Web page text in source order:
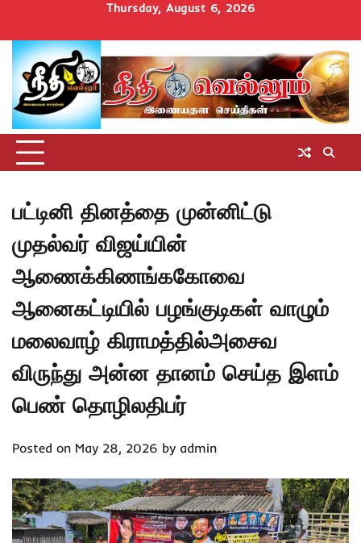
content
Thursday, August 6, 2026
Homeசெய்திகள்
தமிழ்நாடுமாவட்டச்செய்திகள்
அரசியல்ஆன்மிகம்
சட்டம்
அறிவோம்
சினிமாUncategorized
பட்டினி தினத்தை முன்னிட்டு
முதல்வர் விஜய்யின்
ஆணைக்கிணங்ககோவை
ஆனைகட்டியில் பழங்குடிகள் வாழும்
மலைவாழ் கிராமத்தில்அசைவ
விருந்து அன்ன தானம் செய்த இளம்
பெண் தொழிலதிபர்
Posted on May 28, 2026 by admin